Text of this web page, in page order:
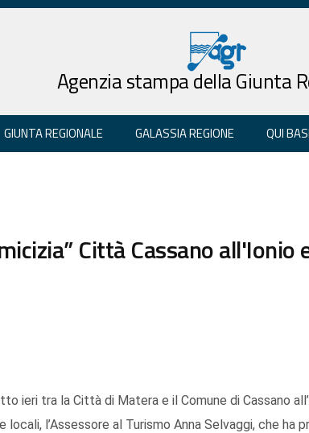
Agenzia stampa della Giunta
GIUNTA REGIONALE GALASSIA REGIONE QUI
Città Cassano all'Ionio
ieri tra la Città di Matera e il Comune di Cassano
l’Assessore al Turismo Anna Selvaggi, che ha